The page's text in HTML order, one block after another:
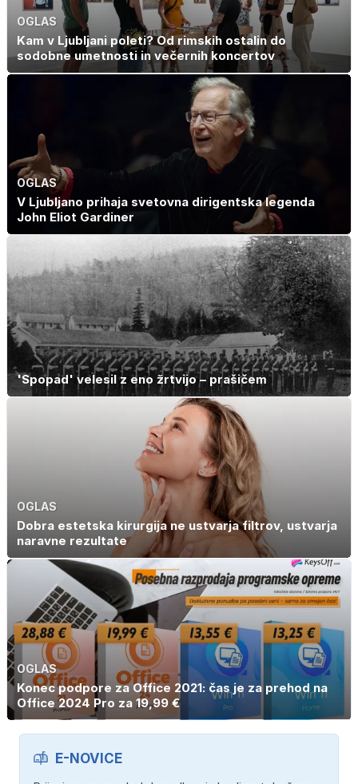
OGLAS
Kam v Ljubljani poleti? Od rimskih ostalin do
sodobne umetnosti in večernih koncertov
OGLAS
V Ljubljano prihaja svetovna dirigentska legenda
John Eliot Gardiner
'Spopad' velesil z eno žrtvijo – prašičem
OGLAS
Dobra estetska kirurgija ne ustvarja filtrov, ustvarja
naravne rezultate
OGLAS
Konec podpore za Office 2021: čas je za prehod na
Office 2024 Pro za 19,99 €
E-NOVICE